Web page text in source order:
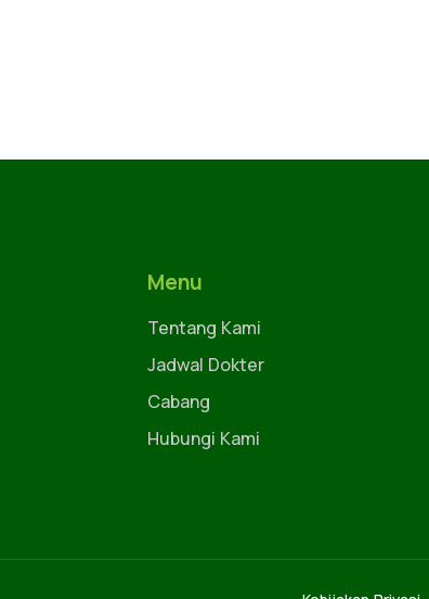
Menu
Tentang Kami
Jadwal Dokter
Cabang
Hubungi Kami